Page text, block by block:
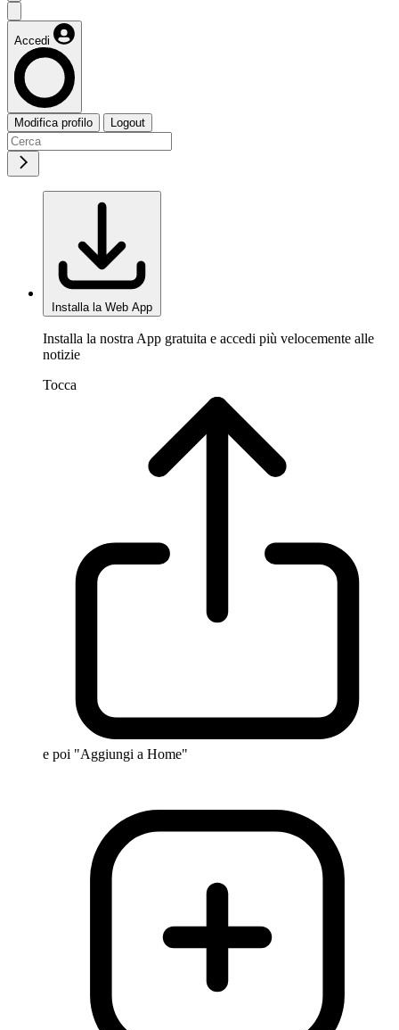
Accedi
Modifica profilo Logout
Installa la Web App
Installa la nostra App gratuita e accedi più velocemente alle
notizie
Tocca
e poi "Aggiungi a Home"